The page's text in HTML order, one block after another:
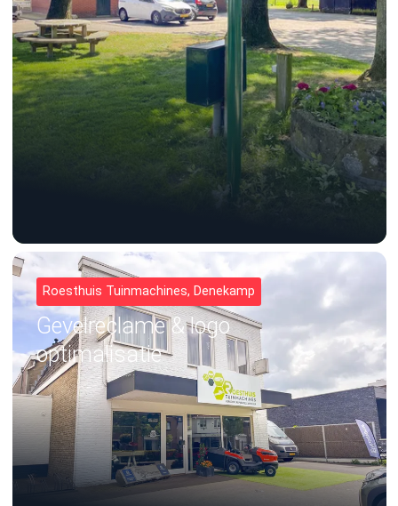
Roesthuis Tuinmachines, Denekamp
Gevelreclame & logo
optimalisatie